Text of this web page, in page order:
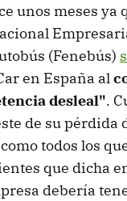
unos meses ya
(Fenebús)
en España al
desleal".
de su pérdida
todos los
que dicha
debería